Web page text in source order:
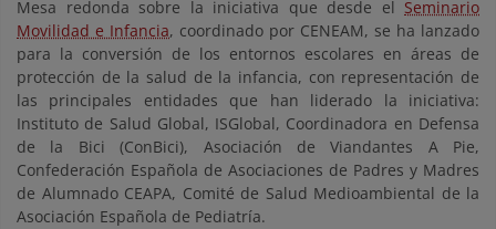
Mesa redonda sobre la iniciativa que desde el Seminario
Movilidad e Infancia, coordinado por CENEAM, se ha lanzado
para la conversión de los entornos escolares en áreas de
protección de la salud de la infancia, con representación de
las principales entidades que han liderado la iniciativa:
Instituto de Salud Global, ISGlobal, Coordinadora en Defensa
de la Bici (ConBici), Asociación de Viandantes A Pie,
Confederación Española de Asociaciones de Padres y Madres
de Alumnado CEAPA, Comité de Salud Medioambiental de la
Asociación Española de Pediatría.